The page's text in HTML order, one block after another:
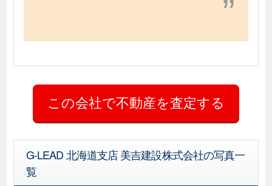
G-LEAD 北海道支店 美吉建設株式会社の写真一
覧